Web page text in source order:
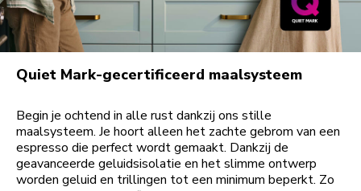
Quiet Mark-gecertificeerd maalsysteem
Begin je ochtend in alle rust dankzij ons stille
maalsysteem. Je hoort alleen het zachte gebrom van een
espresso die perfect wordt gemaakt. Dankzij de
geavanceerde geluidsisolatie en het slimme ontwerp
worden geluid en trillingen tot een minimum beperkt. Zo